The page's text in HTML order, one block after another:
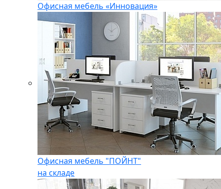
Офисная мебель «Инновация»
Офисная мебель "ПОЙНТ"
на складе